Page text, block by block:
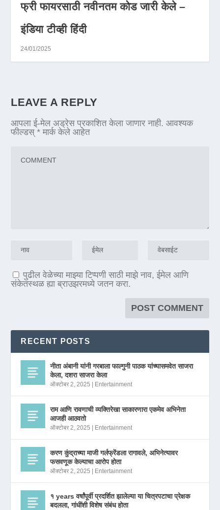
फ्री फायरसाठी नवीनतम कोड जारी केले –
इंडिया टीव्ही हिंदी
24/01/2025
LEAVE A REPLY
आपला ई-मेल अड्रेस प्रकाशित केला जाणार नाही. आवश्यक
फील्डस्* मार्क केले आहेत
पुढील वेळेच्या माझ्या टिप्पणी साठी माझे नाव, ईमेल आणि
संकेतस्थळ ह्या ब्राउझरमध्ये जतन करा.
RECENT POSTS
नीता अंबानी यांनी गरबाला फाल्गुनी पाठक यांच्यासमवेत साजरा
केला, दशरा साजरा केला
ऑक्टोबर 2, 2025 | Entertainment
राम आणि रावणाची व्यक्तिरेखा साकारणारा एकमेव अभिनेता
आजही आठवतो
ऑक्टोबर 2, 2025 | Entertainment
करण कुंद्राच्या माजी गर्लफ्रेंडला रागावले, अभिनेत्यावर
फसवणूक केल्याचा आरोप होता
ऑक्टोबर 2, 2025 | Entertainment
१ years वर्षांपूर्वी प्रदर्शित झालेल्या या चित्रपटाचा प्रेक्षक
बदलला, गांधींशी विशेष संबंध होता